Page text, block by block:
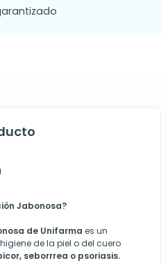
Jabonosa?
de Unifarma es un
de la piel o del cuero
seborrrea o psoriasis.